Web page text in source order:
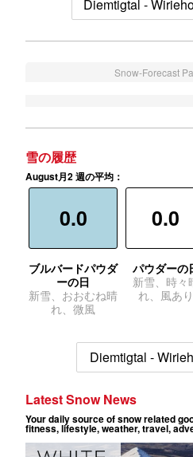
Diemtigtal -
Snow-Forecast
雪の履歴
August月2 週の平均：
0.0
ブルバードパウダ
ーの日
新雪、おおむね晴
れ、微風
0.0
パウダーの
新雪、時々
れ、風あり
Diemtigtal -